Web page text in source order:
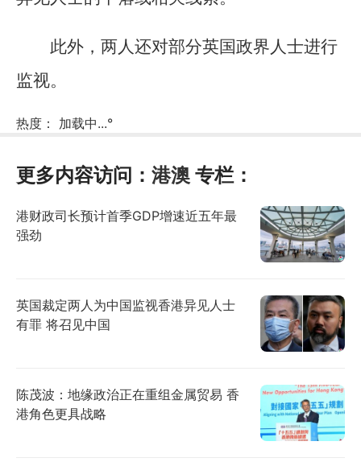
此外，两人还对部分英国政界人士进行
监视。
热度： 加载中...°
更多内容访问： 港澳 专栏：
港财政司长预计首季GDP增速近五年最
强劲
英国裁定两人为中国监视香港异见人士
有罪 将召见中国
陈茂波：地缘政治正在重组金属贸易 香
港角色更具战略